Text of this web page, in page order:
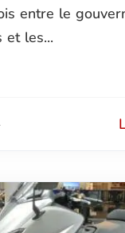
entre le
et les...